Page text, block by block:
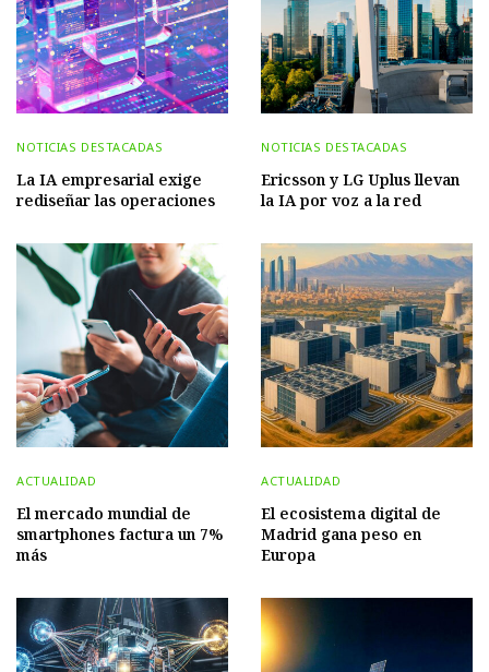
NOTICIAS DESTACADAS
La IA empresarial exige
rediseñar las operaciones
NOTICIAS DESTACADAS
Ericsson y LG Uplus llevan
la IA por voz a la red
ACTUALIDAD
El mercado mundial de
smartphones factura un 7%
más
ACTUALIDAD
El ecosistema digital de
Madrid gana peso en
Europa